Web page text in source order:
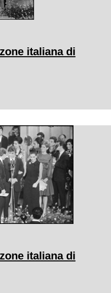
italiana di
italiana di